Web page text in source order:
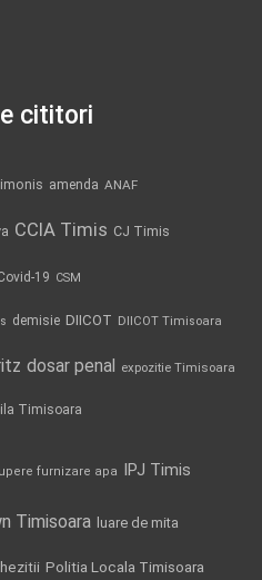
cititori
amenda ANAF
CCIA Timis CJ Timis
19 CSM
demisie DIICOT DIICOT Timisoara
dosar penal expozitie Timisoara
Timisoara
furnizare apa IPJ Timis
Timisoara luare de mita
Politia Locala Timisoara